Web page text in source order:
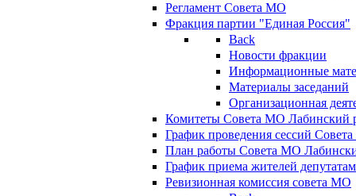
Регламент Совета МО
Фракция партии "Единая Россия"
Back
Новости фракции
Информационные
Материалы заседаний
Организационная
Комитеты Совета МО Лабинский
График проведения сессий
План работы Совета МО
График приема жителей
Ревизионная комиссия совета МО